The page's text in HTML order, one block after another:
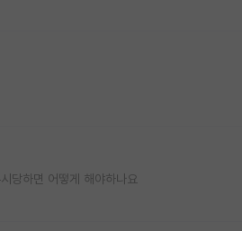
당하면 어떻게 해야하나요